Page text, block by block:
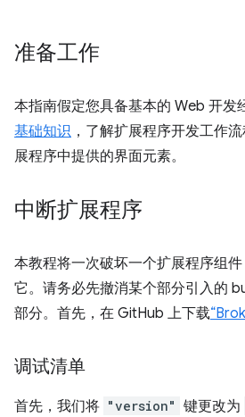
准备工作
本指南假定您具备基本的 Web 开发
基础知识 ，了解扩展程序开发工作流
展程序中提供的界面元素。
中断扩展程序
本教程将一次破坏一个扩展程序组
它。请务必先撤消某个部分引入的
部分。首先，在 GitHub 上下载
调试清单
首先，我们将 "version" 键更改为